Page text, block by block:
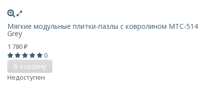
Мягкие модульные плитки-пазлы с ковролином MTC-514
Grey
1 780 ₽
0
В корзину
Недоступен